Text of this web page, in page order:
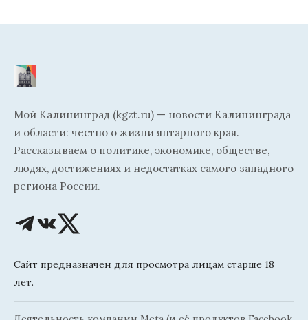
Мой Калининград (kgzt.ru) — новости Калининграда
и области: честно о жизни янтарного края.
Рассказываем о политике, экономике, обществе,
людях, достижениях и недостатках самого западного
региона России.
Сайт предназначен для просмотра лицам старше 18
лет.